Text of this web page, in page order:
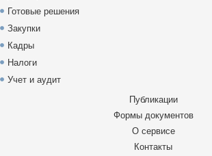
Готовые решения
Закупки
Кадры
Налоги
Учет и аудит
Публикации
Формы документов
О сервисе
Контакты